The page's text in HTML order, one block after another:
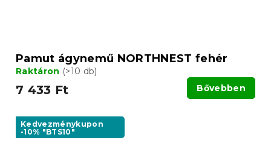
Pamut ágynemű NORTHNEST fehér
Raktáron (>10 db)
7 433 Ft Bővebben
Kedvezménykupon
-10% "BTS10"